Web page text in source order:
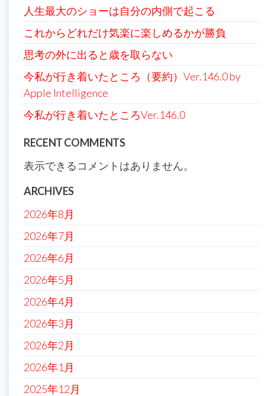
人生最大のショーは自分の内側で起こる
これからどれだけ気楽に楽しめるかが勝負
思考の外に出ると歳を取らない
今私が行き着いたところ（要約）Ver.146.0 by
Apple Intelligence
今私が行き着いたところVer.146.0
RECENT COMMENTS
表示できるコメントはありません。
ARCHIVES
2026年8月
2026年7月
2026年6月
2026年5月
2026年4月
2026年3月
2026年2月
2026年1月
2025年12月